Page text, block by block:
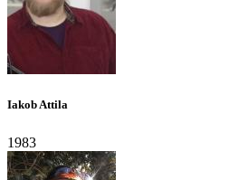
Iakob Attila
1983